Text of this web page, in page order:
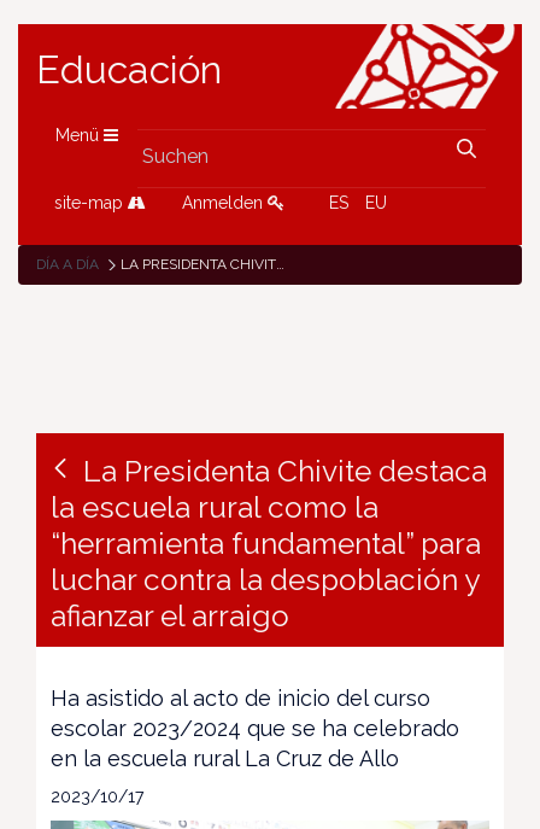
Educación
Menü
site-map Anmelden ES EU
DÍA A DÍA LA PRESIDENTA CHIVITE DESTACA LA ESCUELA RURAL COMO LA “HERRAMIENTA FUNDAMENTAL” PARA LUCHAR CONTRA LA DESPOBLACIÓN Y AFIANZAR EL ARRAIGO
La Presidenta Chivite destaca
la escuela rural como la
“herramienta fundamental” para
luchar contra la despoblación y
afianzar el arraigo
Ha asistido al acto de inicio del curso
escolar 2023/2024 que se ha celebrado
en la escuela rural La Cruz de Allo
2023/10/17